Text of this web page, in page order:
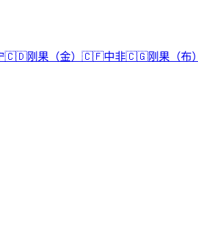
🇨🇩刚果（金） 🇨🇫中非🇨🇬刚果（布）